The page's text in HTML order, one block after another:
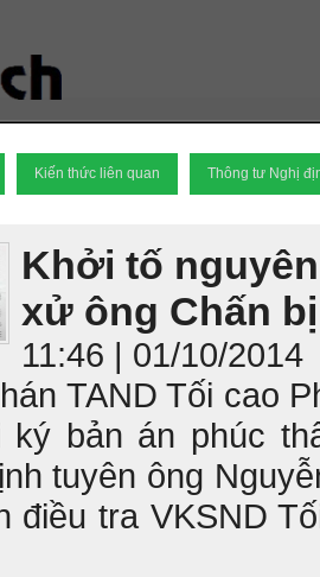
Kiến thức liên quan Thông tư Nghị
Khởi tố
xử ông Chấn
11:46 | 01/10/2014
TAND Tối cao
bản án phúc
tuyên ông
điều tra VKSND